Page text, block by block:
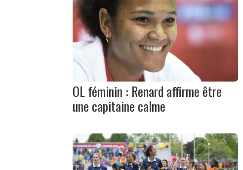
OL féminin : Renard affirme être
une capitaine calme